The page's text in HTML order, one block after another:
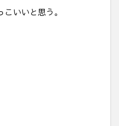
いいと思う。